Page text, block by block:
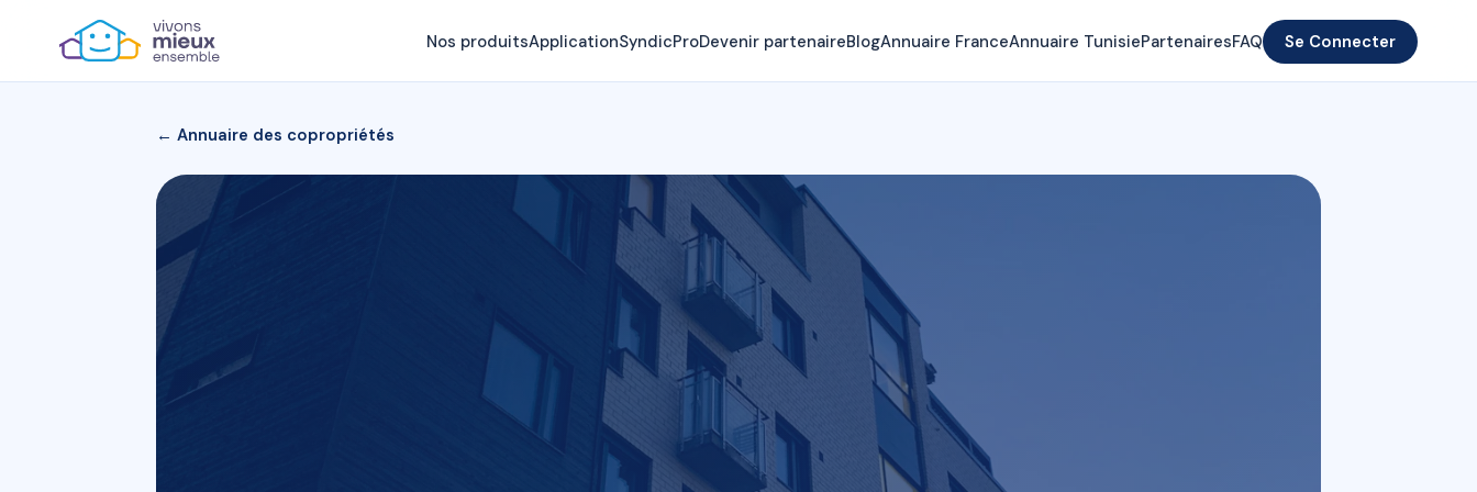
Nos produitsApplicationSyndicProDevenir partenaireBlogAnnuaire FranceAnnuaire TunisiePartenairesFAQ Se Connecter
← Annuaire des copropriétés